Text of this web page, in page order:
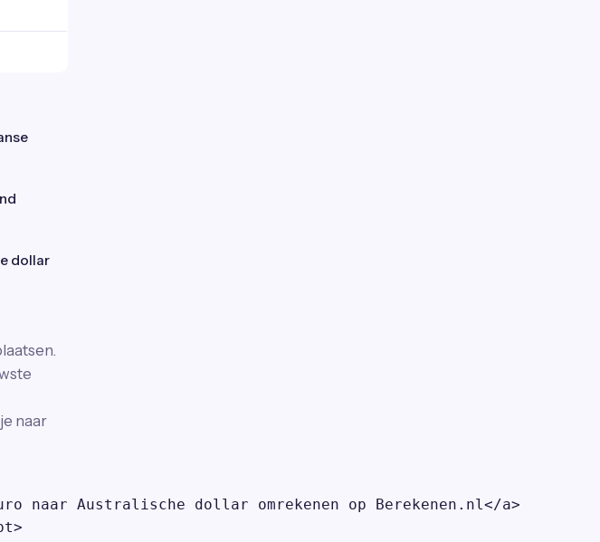
dollar
naar
naar Australische dollar omrekenen op Berekenen.nl</a>